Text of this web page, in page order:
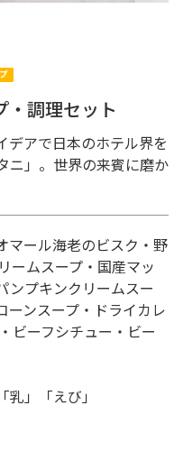
・調理セット
デアで日本のホテル界を
ニ」。世界の来賓に磨か
ール海老のビスク・野
ームスープ・国産マッ
ンプキンクリームスー
ーンスープ・ドライカレ
ビーフシチュー・ビー
乳」「えび」